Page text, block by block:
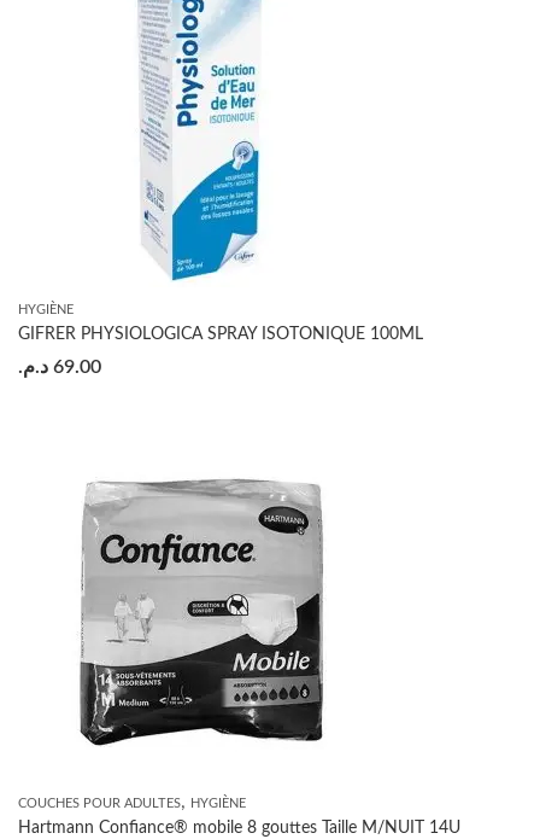
HYGIÈNE
GIFRER PHYSIOLOGICA SPRAY ISOTONIQUE 100ML
69.00 د.م.
COUCHES POUR ADULTES, HYGIÈNE
Hartmann Confiance® mobile 8 gouttes Taille M/NUIT 14U